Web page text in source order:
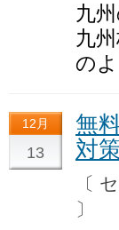
九
九
の
12月
13
無
対
〔
〕